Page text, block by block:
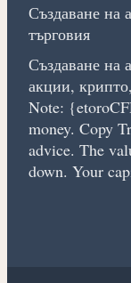
Създаване на
търговия
Създаване на
акции,
Note:
money. Copy
advice. The
down. Your